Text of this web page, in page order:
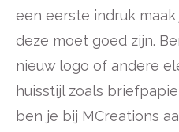
een eerste indruk
deze moet goed zijn.
nieuw logo of andere
huisstijl zoals
ben je bij MCreations